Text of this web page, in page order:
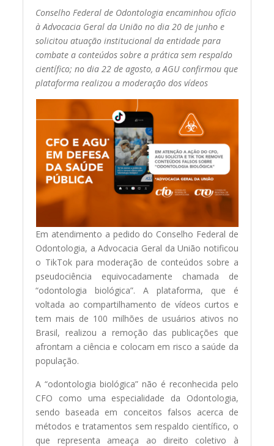
Conselho Federal de Odontologia encaminhou ofício
à Advocacia Geral da União no dia 20 de junho e
solicitou atuação institucional da entidade para
combate a conteúdos sobre a prática sem respaldo
científico; no dia 22 de agosto, a AGU confirmou que
plataforma realizou a moderação dos vídeos
Em atendimento a pedido do Conselho Federal de
Odontologia, a Advocacia Geral da União notificou
o TikTok para moderação de conteúdos sobre a
pseudociência equivocadamente chamada de
“odontologia biológica”. A plataforma, que é
voltada ao compartilhamento de vídeos curtos e
tem mais de 100 milhões de usuários ativos no
Brasil, realizou a remoção das publicações que
afrontam a ciência e colocam em risco a saúde da
população.
A “odontologia biológica” não é reconhecida pelo
CFO como uma especialidade da Odontologia,
sendo baseada em conceitos falsos acerca de
métodos e tratamentos sem respaldo científico, o
que representa ameaça ao direito coletivo à